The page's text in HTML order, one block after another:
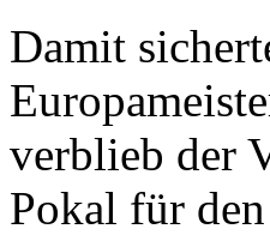
Damit
verblieb der
Pokal für